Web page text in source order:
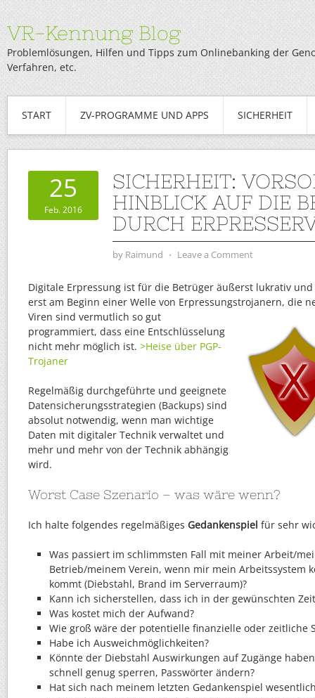
VR-Kennung Blog
Problemlösungen, Hilfen und Tipps zum Onlinebanking der
Verfahren, etc.
START ZV-PROGRAMME UND APPS SICHERHEIT
25
Feb. 2016
SICHERHEIT:
HINBLICK AUF DIE
DURCH
by Raimund ⋅ Leave a Comment
Digitale Erpressung ist für die Betrüger äußerst lukrativ
erst am Beginn einer Welle von Erpressungstrojanern, die
Viren sind vermutlich so gut
programmiert, dass eine Entschlüsselung
nicht mehr möglich ist. >Heise über PGP-
Trojaner
Regelmäßig durchgeführte und geeignete
Datensicherungsstrategien (Backups) sind
absolut notwendig, wenn man wichtige
Daten mit digitaler Technik verwaltet und
mehr und mehr von der Technik abhängig
wird.
Worst Case Szenario – was wäre wenn?
Ich halte folgendes regelmäßiges Gedankenspiel für sehr
Was passiert im schlimmsten Fall mit meiner Arbeit/
Betrieb/meinem Verein, wenn mir mein Arbeitssystem
kommt (Diebstahl, Brand im Serverraum)?
Kann ich sicherstellen, dass ich in der gewünschten
Was kostet mich der Aufwand?
Wie groß wäre der potentielle finanzielle oder zeitliche
Habe ich Ausweichmöglichkeiten?
Könnte der Diebstahl Auswirkungen auf Zugänge
schnell genug sperren, Passwörter ändern?
Hat sich nach meinem letzten Gedankenspiel